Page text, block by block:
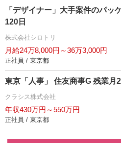
「デザイナー」大手案件のパッ
120日
株式会社シロトリ
月給24万8,000円～36万3,000円
正社員 / 東京都
東京「人事」 住友商事G 残業月
クラシス株式会社
年収430万円～550万円
正社員 / 東京都